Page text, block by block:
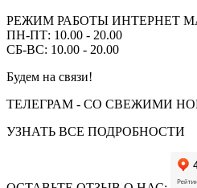
РЕЖИМ РАБОТЫ ИНТЕРНЕТ
ПН-ПТ: 10.00 - 20.00
СБ-ВС: 10.00 - 20.00
Будем на связи!
ТЕЛЕГРАМ - СО СВЕЖИМИ
УЗНАТЬ ВСЕ ПОДРОБНОСТИ